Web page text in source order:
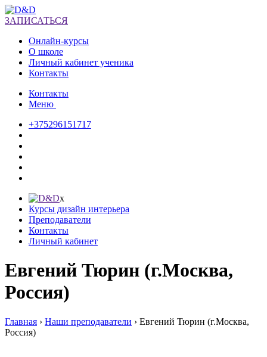
ЗАПИСАТЬСЯ
Онлайн-курсы
О школе
Личный кабинет ученика
Контакты
Контакты
Меню
+375296151717
х
Курсы дизайн интерьера
Преподаватели
Контакты
Личный кабинет
Евгений Тюрин (г.Москва,
Россия)
Главная › Наши преподаватели › Евгений Тюрин (г.Москва,
Россия)